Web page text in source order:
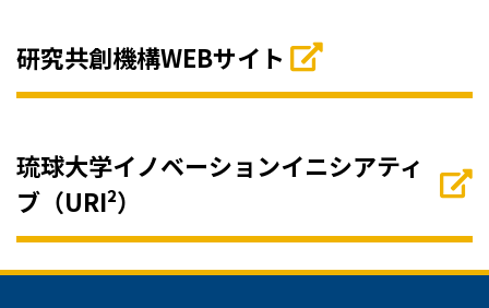
研究共創機構WEBサイト
琉球大学イノベーションイニシアティ
ブ（URI²）